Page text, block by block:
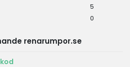
5
0
renarumpor.se